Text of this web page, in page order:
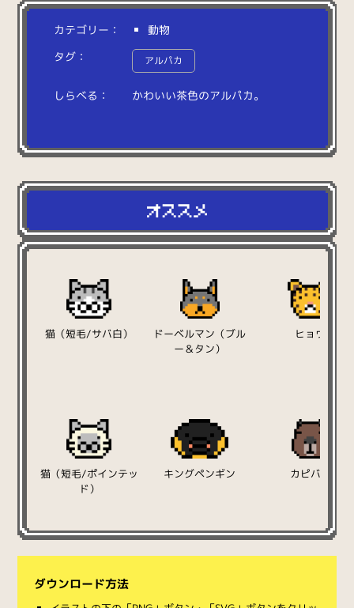
カテゴリー：
動物
タグ：
アルパカ
しらべる： かわいい茶色のアルパカ。
猫（短毛/サバ白）
ドーベルマン（ブル
ー＆タン）
ヒョウ
猫（短毛/ポインテッ
ド）
キングペンギン カピバラ
ダウンロード方法